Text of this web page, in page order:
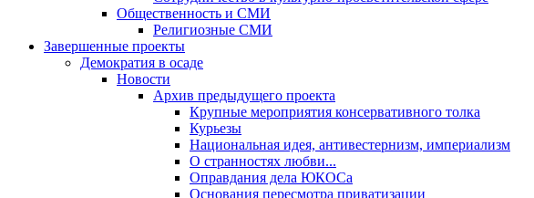
Общественность и СМИ
Религиозные СМИ
Завершенные проекты
Демократия в осаде
Новости
Архив предыдущего проекта
Крупные мероприятия консервативного толка
Курьезы
Национальная идея, антивестернизм, империализм
О странностях любви...
Оправдания дела ЮКОСа
Основания пересмотра приватизации